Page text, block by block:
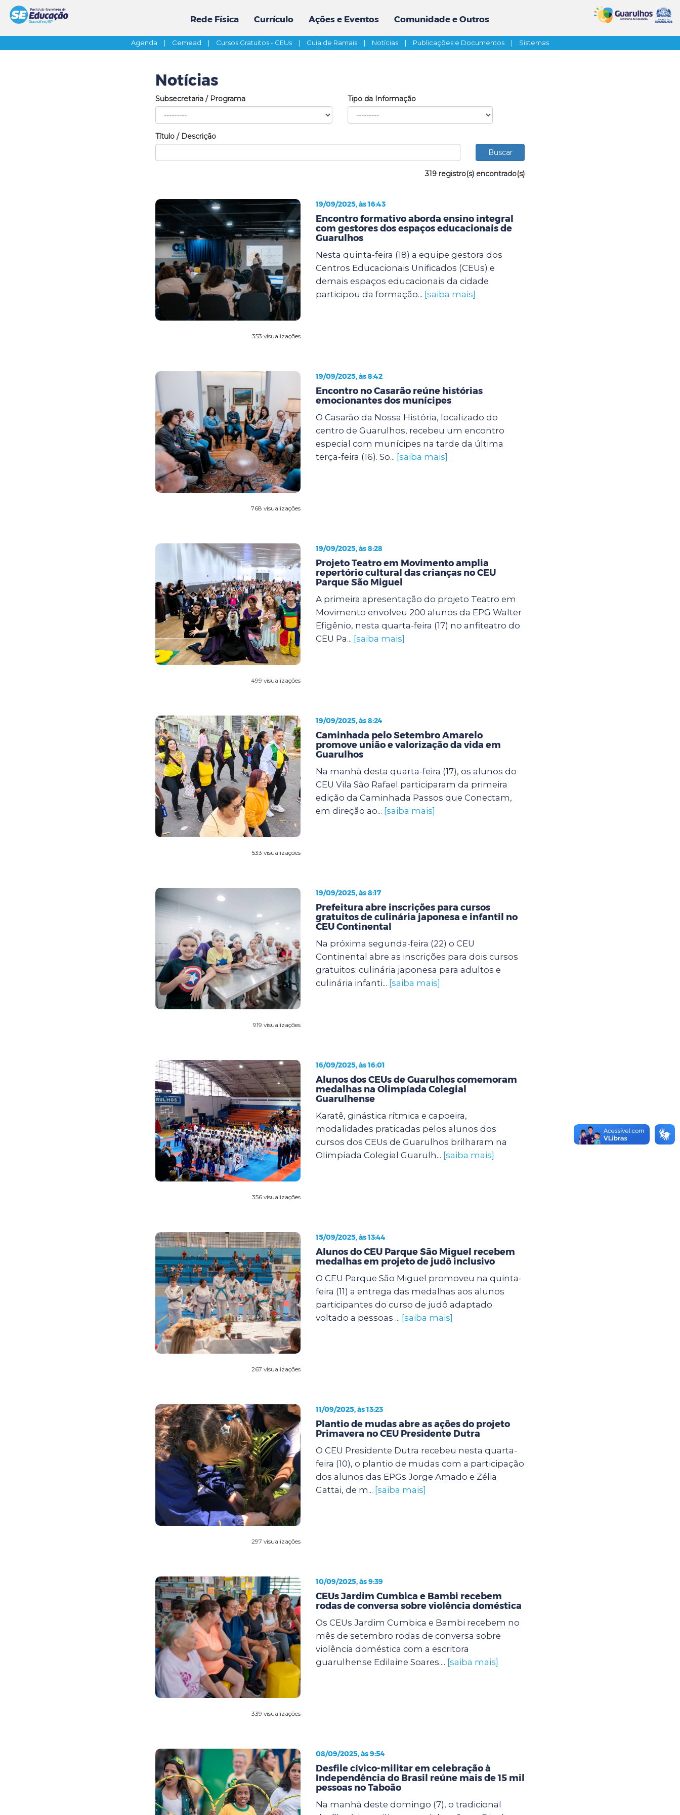
Rede Física Currículo Ações e Eventos Comunidade e Outros
Agenda | Cemead | Cursos Gratuitos - CEUs | Guia de Ramais | Notícias | Publicações e Documentos | Sistemas
Notícias
Subsecretaria / Programa Tipo da Informação
Título / Descrição
319 registro(s) encontrado(s)
353 visualizações
19/09/2025, às 16:43
Encontro formativo aborda ensino integral
com gestores dos espaços educacionais de
Guarulhos
Nesta quinta-feira (18) a equipe gestora dos
Centros Educacionais Unificados (CEUs) e
demais espaços educacionais da cidade
participou da formação... [saiba mais]
768 visualizações
19/09/2025, às 8:42
Encontro no Casarão reúne histórias
emocionantes dos munícipes
O Casarão da Nossa História, localizado do
centro de Guarulhos, recebeu um encontro
especial com munícipes na tarde da última
terça-feira (16). So... [saiba mais]
499 visualizações
19/09/2025, às 8:28
Projeto Teatro em Movimento amplia
repertório cultural das crianças no CEU
Parque São Miguel
A primeira apresentação do projeto Teatro em
Movimento envolveu 200 alunos da EPG Walter
Efigênio, nesta quarta-feira (17) no anfiteatro do
CEU Pa... [saiba mais]
533 visualizações
19/09/2025, às 8:24
Caminhada pelo Setembro Amarelo
promove união e valorização da vida em
Guarulhos
Na manhã desta quarta-feira (17), os alunos do
CEU Vila São Rafael participaram da primeira
edição da Caminhada Passos que Conectam,
em direção ao... [saiba mais]
919 visualizações
19/09/2025, às 8:17
Prefeitura abre inscrições para cursos
gratuitos de culinária japonesa e infantil no
CEU Continental
Na próxima segunda-feira (22) o CEU
Continental abre as inscrições para dois cursos
gratuitos: culinária japonesa para adultos e
culinária infanti... [saiba mais]
356 visualizações
16/09/2025, às 16:01
Alunos dos CEUs de Guarulhos comemoram
medalhas na Olimpíada Colegial
Guarulhense
Karatê, ginástica rítmica e capoeira,
modalidades praticadas pelos alunos dos
cursos dos CEUs de Guarulhos brilharam na
Olimpíada Colegial Guarulh... [saiba mais]
267 visualizações
15/09/2025, às 13:44
Alunos do CEU Parque São Miguel recebem
medalhas em projeto de judô inclusivo
O CEU Parque São Miguel promoveu na quinta-
feira (11) a entrega das medalhas aos alunos
participantes do curso de judô adaptado
voltado a pessoas ... [saiba mais]
297 visualizações
11/09/2025, às 13:23
Plantio de mudas abre as ações do projeto
Primavera no CEU Presidente Dutra
O CEU Presidente Dutra recebeu nesta quarta-
feira (10), o plantio de mudas com a participação
dos alunos das EPGs Jorge Amado e Zélia
Gattai, de m... [saiba mais]
339 visualizações
10/09/2025, às 9:39
CEUs Jardim Cumbica e Bambi recebem
rodas de conversa sobre violência doméstica
Os CEUs Jardim Cumbica e Bambi recebem no
mês de setembro rodas de conversa sobre
violência doméstica com a escritora
guarulhense Edilaine Soares.... [saiba mais]
08/09/2025, às 9:54
Desfile cívico-militar em celebração à
Independência do Brasil reúne mais de 15 mil
pessoas no Taboão
Na manhã deste domingo (7), o tradicional